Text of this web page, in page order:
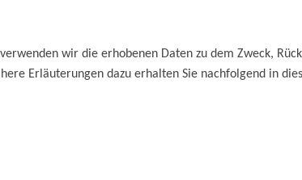
wir die erhobenen Daten zu dem Zweck,
Erläuterungen dazu erhalten Sie nachfolgend in